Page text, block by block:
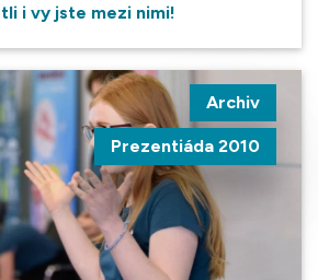
i vy jste mezi nimi!
Archiv
Prezentiáda 2010